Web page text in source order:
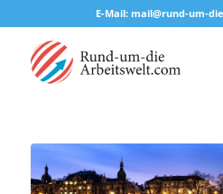
E-Mail: mail@rund-um-